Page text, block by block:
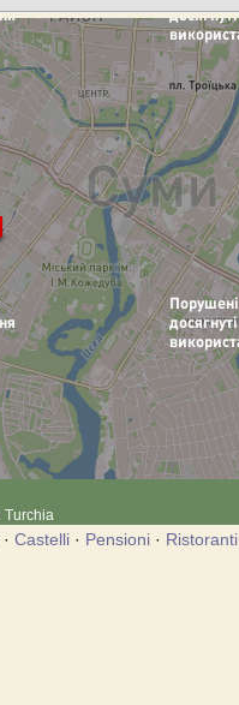
Turchia
· Castelli · Pensioni · Ristoranti